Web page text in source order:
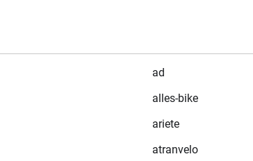
ad
alles-bike
ariete
atranvelo